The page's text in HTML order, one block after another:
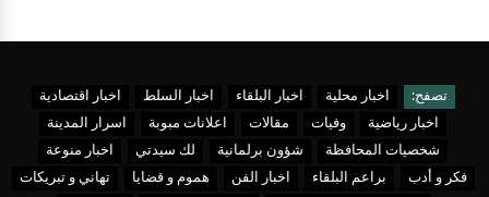
تصفح: اخبار محلية اخبار البلقاء اخبار السلط
اخبار اقتصادية
اخبار رياضية
وفيات مقالات اعلانات مبوبة
اسرار المدينة
شخصيات المحافظة
شؤون برلمانية لك سيدتي
اخبار منوعة
فكر و أدب
براعم البلقاء اخبار الفن هموم و قضايا تهاني و تبريكات